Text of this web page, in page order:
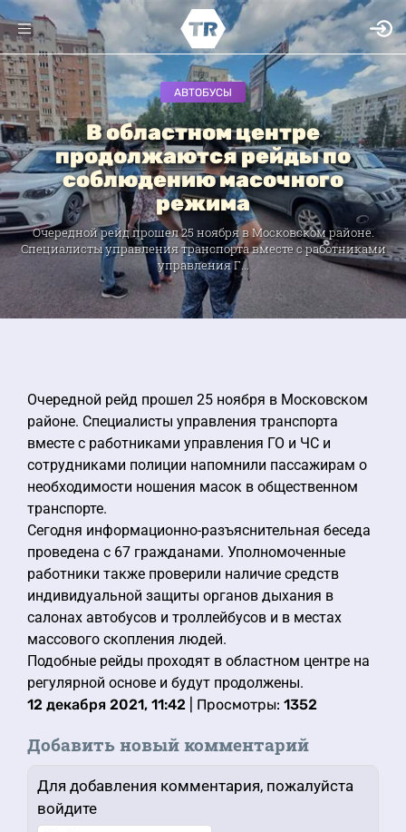
АВТОБУСЫ
В областном центре
продолжаются рейды по
соблюдению масочного
режима
Очередной рейд прошел 25 ноября в Московском районе.
Специалисты управления транспорта вместе с работниками
управления Г...
Очередной рейд прошел 25 ноября в Московском
районе. Специалисты управления транспорта
вместе с работниками управления ГО и ЧС и
сотрудниками полиции напомнили пассажирам о
необходимости ношения масок в общественном
транспорте.
Сегодня информационно-разъяснительная беседа
проведена с 67 гражданами. Уполномоченные
работники также проверили наличие средств
индивидуальной защиты органов дыхания в
салонах автобусов и троллейбусов и в местах
массового скопления людей.
Подобные рейды проходят в областном центре на
регулярной основе и будут продолжены.
12 декабря 2021, 11:42 | Просмотры: 1352
Добавить новый комментарий
Для добавления комментария, пожалуйста
войдите